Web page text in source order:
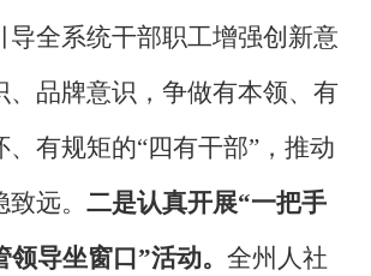
导全系统干部职工增强创新意
、品牌意识，争做有本领、有
、有规矩的“四有干部”，推动
远。 二是认真开展“一把手
领导坐窗口”活动。 全州人社